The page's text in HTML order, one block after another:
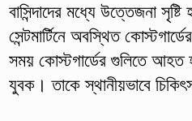
বাসিন্দাদের মধ্যে উত্তেজনা
সেন্টমার্টিনে অবস্থিত
সময় কোস্টগার্ডের গুলিতে আহত
যুবক। তাকে স্থানীয়ভাবে